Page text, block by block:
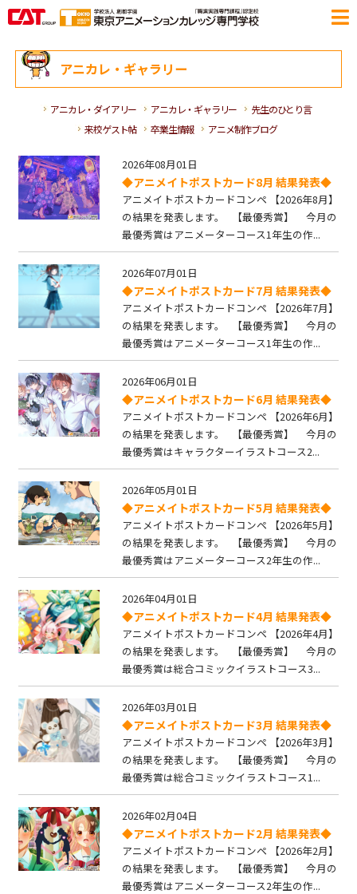
アニカレ・ギャラリー
アニカレ・ダイアリー アニカレ・ギャラリー
先生のひとり言
来校ゲスト帖
卒業生情報 アニメ制作ブログ
2026年08月01日
◆アニメイトポストカード8月 結果発表◆
アニメイトポストカードコンペ 【2026年8月】
の結果を発表します。 【最優秀賞】 今月の
最優秀賞はアニメーターコース1年生の作...
2026年07月01日
◆アニメイトポストカード7月 結果発表◆
アニメイトポストカードコンペ 【2026年7月】
の結果を発表します。 【最優秀賞】 今月の
最優秀賞はアニメーターコース1年生の作...
2026年06月01日
◆アニメイトポストカード6月 結果発表◆
アニメイトポストカードコンペ 【2026年6月】
の結果を発表します。 【最優秀賞】 今月の
最優秀賞はキャラクターイラストコース2...
2026年05月01日
◆アニメイトポストカード5月 結果発表◆
アニメイトポストカードコンペ 【2026年5月】
の結果を発表します。 【最優秀賞】 今月の
最優秀賞はアニメーターコース2年生の作...
2026年04月01日
◆アニメイトポストカード4月 結果発表◆
アニメイトポストカードコンペ 【2026年4月】
の結果を発表します。 【最優秀賞】 今月の
最優秀賞は総合コミックイラストコース3...
2026年03月01日
◆アニメイトポストカード3月 結果発表◆
アニメイトポストカードコンペ 【2026年3月】
の結果を発表します。 【最優秀賞】 今月の
最優秀賞は総合コミックイラストコース1...
2026年02月04日
◆アニメイトポストカード2月 結果発表◆
アニメイトポストカードコンペ 【2026年2月】
の結果を発表します。 【最優秀賞】 今月の
最優秀賞はアニメーターコース2年生の作...